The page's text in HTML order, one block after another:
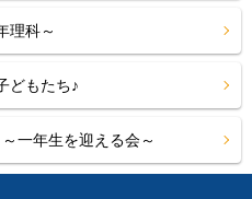
科～
もたち♪
年生を迎える会～